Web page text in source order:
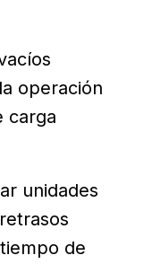
operación
carga
unidades
de